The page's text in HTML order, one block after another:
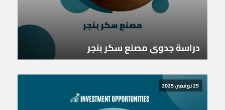
دراسة جدوى مصنع سكر بنجر
25 نوفمبر، 2025